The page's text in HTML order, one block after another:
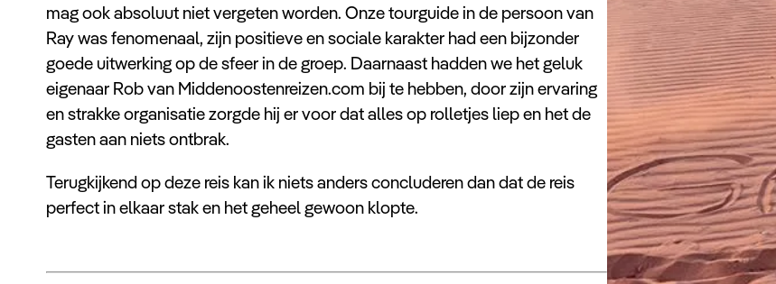
mag ook absoluut niet vergeten worden. Onze tourguide in de persoon van
Ray was fenomenaal, zijn positieve en sociale karakter had een bijzonder
goede uitwerking op de sfeer in de groep. Daarnaast hadden we het geluk
eigenaar Rob van Middenoostenreizen.com bij te hebben, door zijn ervaring
en strakke organisatie zorgde hij er voor dat alles op rolletjes liep en het de
gasten aan niets ontbrak.
Terugkijkend op deze reis kan ik niets anders concluderen dan dat de reis
perfect in elkaar stak en het geheel gewoon klopte.